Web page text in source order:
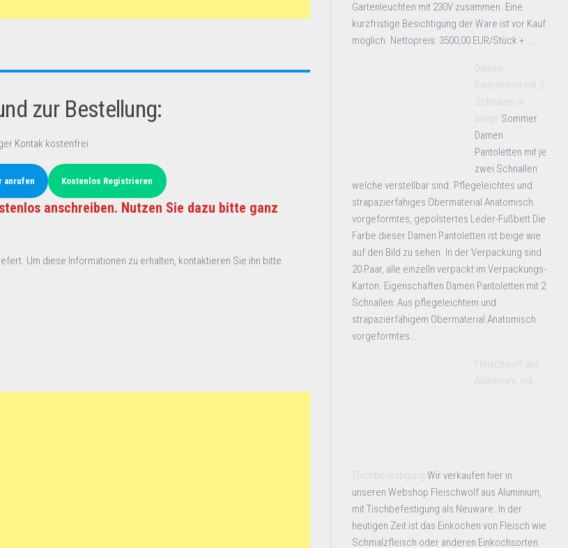
zur Bestellung:
Kontak kostenfrei.
anrufen Kostenlos Registrieren
anschreiben. Nutzen Sie dazu bitte ganz
Um diese Informationen zu erhalten, kontaktieren Sie ihn bitte.
Gartenleuchten mit 230V zusammen. Eine
kurzfristige Besichtigung der Ware ist vor Kauf
möglich. Nettopreis: 3500,00 EUR/Stück + ...
Damen
Pantoletten mit 2
Schnallen in
beige Sommer
Damen
Pantoletten mit je
zwei Schnallen
welche verstellbar sind. Pflegeleichtes und
strapazierfähiges Obermaterial Anatomisch
vorgeformtes, gepolstertes Leder-Fußbett Die
Farbe dieser Damen Pantoletten ist beige wie
auf den Bild zu sehen. In der Verpackung sind
20 Paar, alle einzelln verpackt im Verpackungs-
Karton. Eigenschaften Damen Pantoletten mit 2
Schnallen: Aus pflegeleichtem und
strapazierfähigem Obermaterial Anatomisch
vorgeformtes ...
Fleischwolf aus
Aluminium, mit
Tischbefestigung Wir verkaufen hier in
unseren Webshop Fleischwolf aus Aluminium,
mit Tischbefestigung als Neuware. In der
heutigen Zeit ist das Einkochen von Fleisch wie
Schmalzfleisch oder anderen Einkochsorten